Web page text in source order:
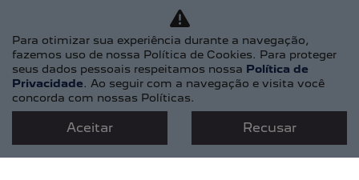
SEGUROS
PÓS-VENDAS
AGENDAR UM SERVIÇO
PEÇAS E ACESSÓRIOS
CONTATO
Para otimizar sua experiência durante a navegação,
fazemos uso de nossa Política de Cookies. Para proteger
seus dados pessoais respeitamos nossa Política de
Privacidade. Ao seguir com a navegação e visita você
concorda com nossas Políticas.
Aceitar Recusar